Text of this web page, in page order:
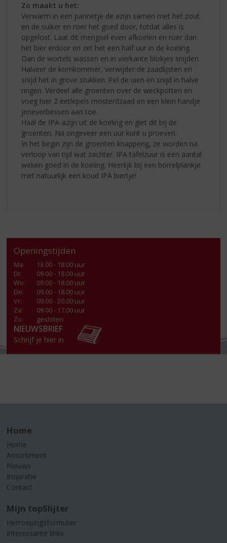
Zo maakt u het:
Verwarm in een pannetje de azijn samen met het zout
en de suiker en roer het goed door, totdat alles is
opgelost. Laat dit mengsel even afkoelen en roer dan
het bier erdoor en zet het een half uur in de koeling.
Dan de wortels wassen en in vierkante blokjes snijden.
Halveer de komkommer, verwijder de zaadlijsten en
snijd het in grove stukken. Pel de uien en snijd in halve
ringen. Verdeel alle groenten over de weckpotten en
voeg hier 2 eetlepels mosterdzaad en een klein handje
jeneverbessen aan toe.
Haal de IPA-azijn uit de koeling en giet dit bij de
groenten. Na ongeveer een uur kunt u proeven.
In het begin zijn de groenten knapperig, ze worden na
verloop van tijd wat zachter. IPA tafelzuur is een aantal
weken goed in de koeling. Heerlijk bij een borrelplankje
met natuurlijk een koud IPA biertje!
Openingstijden
Ma:
13.00 - 18.00 uur
Di:
09.00 - 18.00 uur
Wo:
09.00 - 18.00 uur
Do:
09.00 - 18.00 uur
Vr:
09.00 - 20.00 uur
Za:
09.00 - 17.00 uur
Zo:
gesloten
NIEUWSBRIEF
Schrijf je hier in
Home
Home
Assortiment
Nieuws
Inspiratie
Contact
Mijn topSlijter
Herroepingsformulier
Interessante links